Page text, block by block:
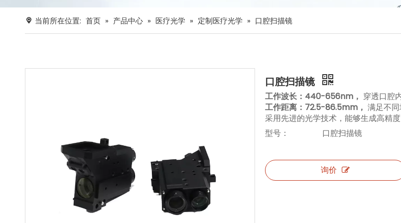
当前所在位置: 首页 » 产品中心 » 医疗光学 » 定制医疗光学 » 口腔扫描镜
口腔扫描镜
工作波长：440-656nm， 穿透口腔
工作距离：72.5-86.5mm， 满足不
采用先进的光学技术，能够生成高精
型号：
口腔扫描镜
询价